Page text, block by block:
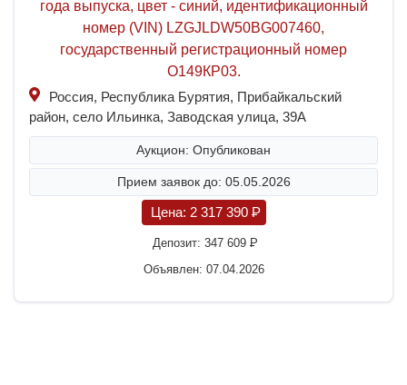
года выпуска, цвет - синий, идентификационный
номер (VIN) LZGJLDW50BG007460,
государственный регистрационный номер
О149КР03.
Россия, Республика Бурятия, Прибайкальский
район, село Ильинка, Заводская улица, 39А
Аукцион: Опубликован
Прием заявок до: 05.05.2026
Цена: 2 317 390 P
Депозит: 347 609 P
Объявлен: 07.04.2026